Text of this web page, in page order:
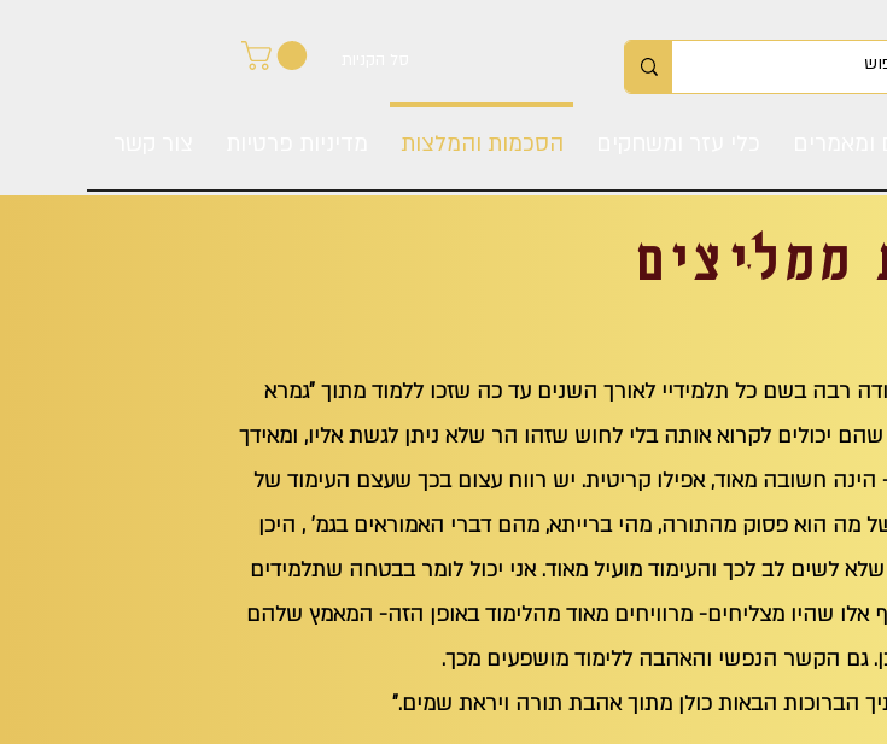
הסכמות והמלצות
ממליצים
רבה בשם כל תלמידיי לאורך השנים עד כה שזכו ללמוד מתוך "גמרא
יכולים לקרוא אותה בלי לחוש שזהו הר שלא ניתן לגשת אליו, ומאידך
חשובה מאוד, אפילו קריטית. יש רווח עצום בכך שעצם העימוד של
מה הוא פסוק מהתורה, מהי ברייתא, מהם דברי האמוראים בגמ' , היכן
שלא לשים לב לכך והעימוד מועיל מאוד. אני יכול לומר בבטחה שתלמידים
אלו שהיו מצליחים- מרוויחים מאוד מהלימוד באופן הזה- המאמץ שלהם
גם הקשר הנפשי והאהבה ללימוד מושפעים מכך.
הברוכות הבאות כולן מתוך אהבת תורה ויראת שמים."